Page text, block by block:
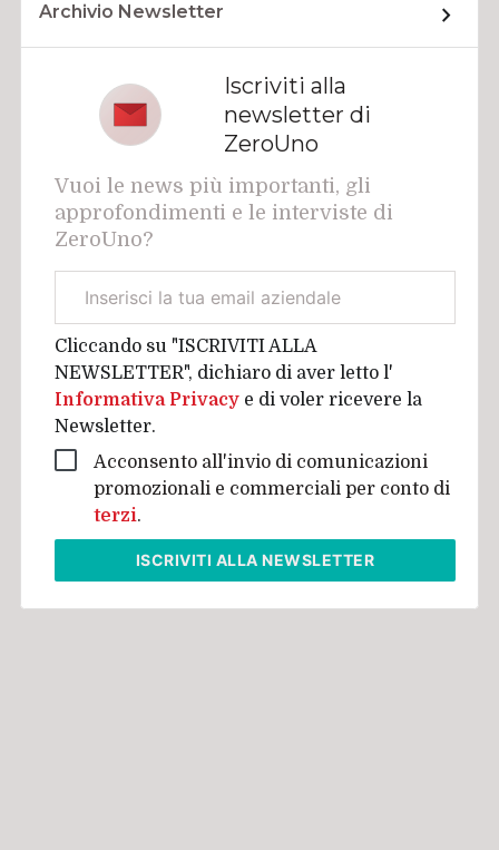
Archivio Newsletter
Iscriviti alla
newsletter di
ZeroUno
Vuoi le news più importanti, gli
approfondimenti e le interviste di
ZeroUno?
aziendale
Cliccando su "ISCRIVITI ALLA
NEWSLETTER", dichiaro di aver letto l'
Informativa Privacy e di voler ricevere la
Newsletter.
Acconsento all'invio di comunicazioni
promozionali e commerciali per conto di
terzi.
ISCRIVITI ALLA NEWSLETTER